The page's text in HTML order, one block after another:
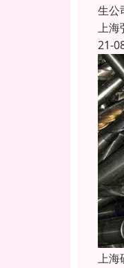
生公
上海
21-
上海